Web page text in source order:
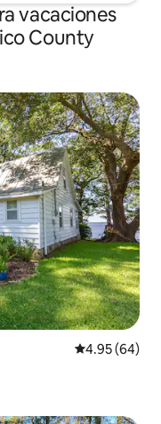
vacaciones
County
Calificación
4.95 (64)